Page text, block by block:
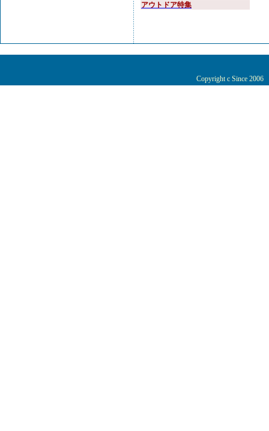
アウトドア特集
Copyright c Since